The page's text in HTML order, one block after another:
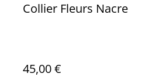
Collier Fleurs Nacre
45,00 €